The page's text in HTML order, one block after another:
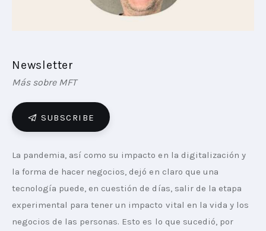
Newsletter
Más sobre MFT
SUBSCRIBE
La pandemia, así como su impacto en la digitalización y
la forma de hacer negocios, dejó en claro que una
tecnología puede, en cuestión de días, salir de la etapa
experimental para tener un impacto vital en la vida y los
negocios de las personas. Esto es lo que sucedió, por